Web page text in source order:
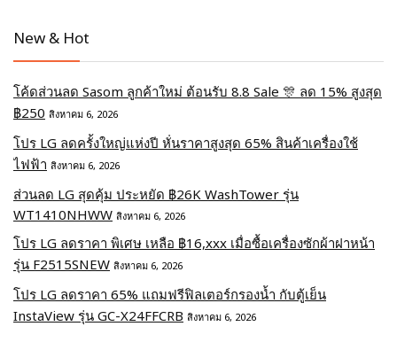
New & Hot
โค้ดส่วนลด Sasom ลูกค้าใหม่ ต้อนรับ 8.8 Sale 🎊 ลด 15% สูงสุด
฿250 สิงหาคม 6, 2026
โปร LG ลดครั้งใหญ่แห่งปี หั่นราคาสูงสุด 65% สินค้าเครื่องใช้
ไฟฟ้า สิงหาคม 6, 2026
ส่วนลด LG สุดคุ้ม ประหยัด ฿26K WashTower รุ่น
WT1410NHWW สิงหาคม 6, 2026
โปร LG ลดราคา พิเศษ เหลือ ฿16,xxx เมื่อซื้อเครื่องซักผ้าฝาหน้า
รุ่น F2515SNEW สิงหาคม 6, 2026
โปร LG ลดราคา 65% แถมฟรีฟิลเตอร์กรองน้ำ กับตู้เย็น
InstaView รุ่น GC-X24FFCRB สิงหาคม 6, 2026